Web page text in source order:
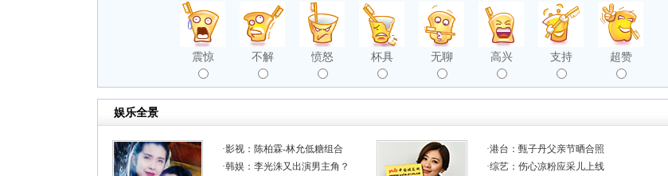
震惊 不解 愤怒 杯具 无聊 高兴 支持 超赞